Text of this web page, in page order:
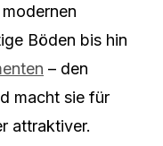
Böden bis hin
– den
macht sie für
attraktiver.